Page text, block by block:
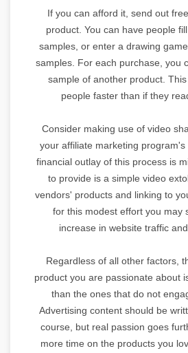
If you can afford it, send out
product. You can have people
samples, or enter a drawing
samples. For each purchase, you
sample of another product.
people faster than if they
Consider making use of video
your affiliate marketing
financial outlay of this process is
to provide is a simple video
vendors' products and linking to
for this modest effort you may
increase in website traffic
Regardless of all other factors,
product you are passionate about
than the ones that do not
Advertising content should be
course, but real passion goes
more time on the products you